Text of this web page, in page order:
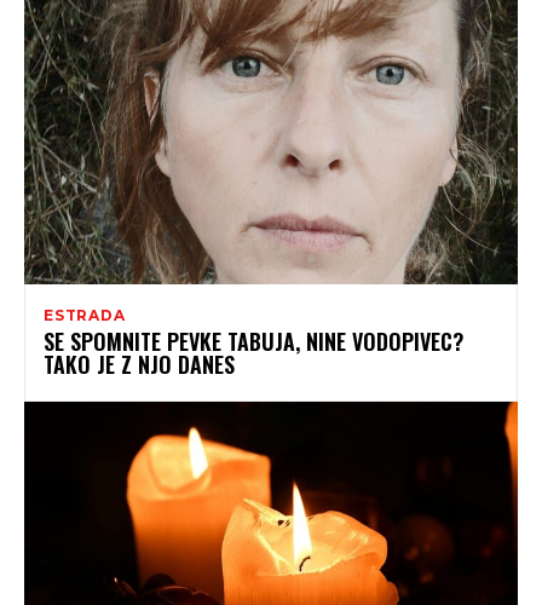
ESTRADA
SE SPOMNITE PEVKE TABUJA, NINE VODOPIVEC?
TAKO JE Z NJO DANES